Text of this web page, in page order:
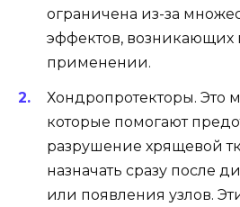
ограничена из-за
эффектов, возникающих
применении.
Хондропротекторы. Это
которые помогают
разрушение хрящевой
назначать сразу после
или появления узлов.